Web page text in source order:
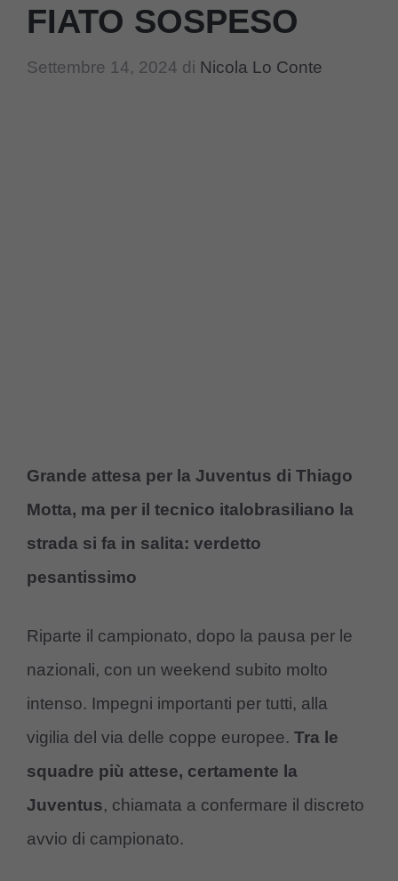
FIATO SOSPESO
Settembre 14, 2024 di Nicola Lo Conte
Grande attesa per la Juventus di Thiago
Motta, ma per il tecnico italobrasiliano la
strada si fa in salita: verdetto
pesantissimo
Riparte il campionato, dopo la pausa per le
nazionali, con un weekend subito molto
intenso. Impegni importanti per tutti, alla
vigilia del via delle coppe europee. Tra le
squadre più attese, certamente la
Juventus, chiamata a confermare il discreto
avvio di campionato.